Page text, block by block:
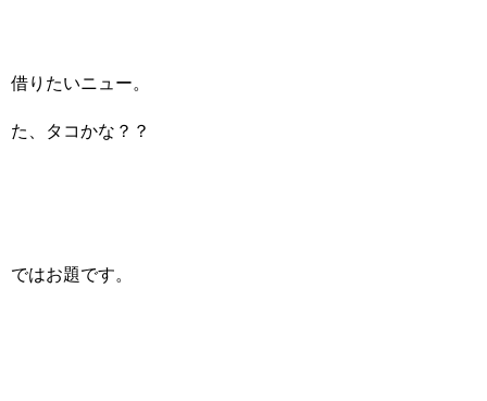
借りたいニュー。
た、タコかな？？
ではお題です。